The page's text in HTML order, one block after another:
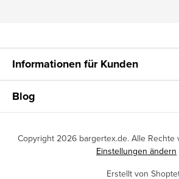
Informationen für Kunden
Blog
Erstellt von
Copyright 2026 bargertex.de. Alle Rechte
Einstellungen ändern